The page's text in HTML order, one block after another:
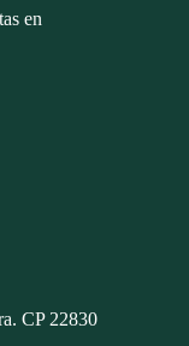
en
CP 22830